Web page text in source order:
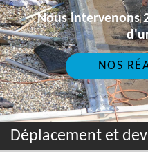
Nous intervenons
NOS
Déplacement et